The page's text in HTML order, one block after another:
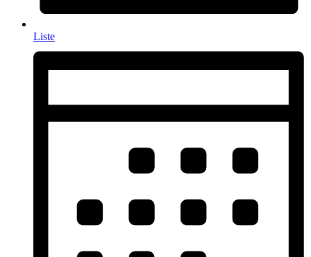
Liste